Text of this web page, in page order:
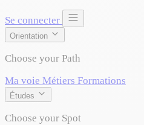
Se connecter
Orientation
Choose your Path
Ma voie Métiers Formations
Études
Choose your Spot